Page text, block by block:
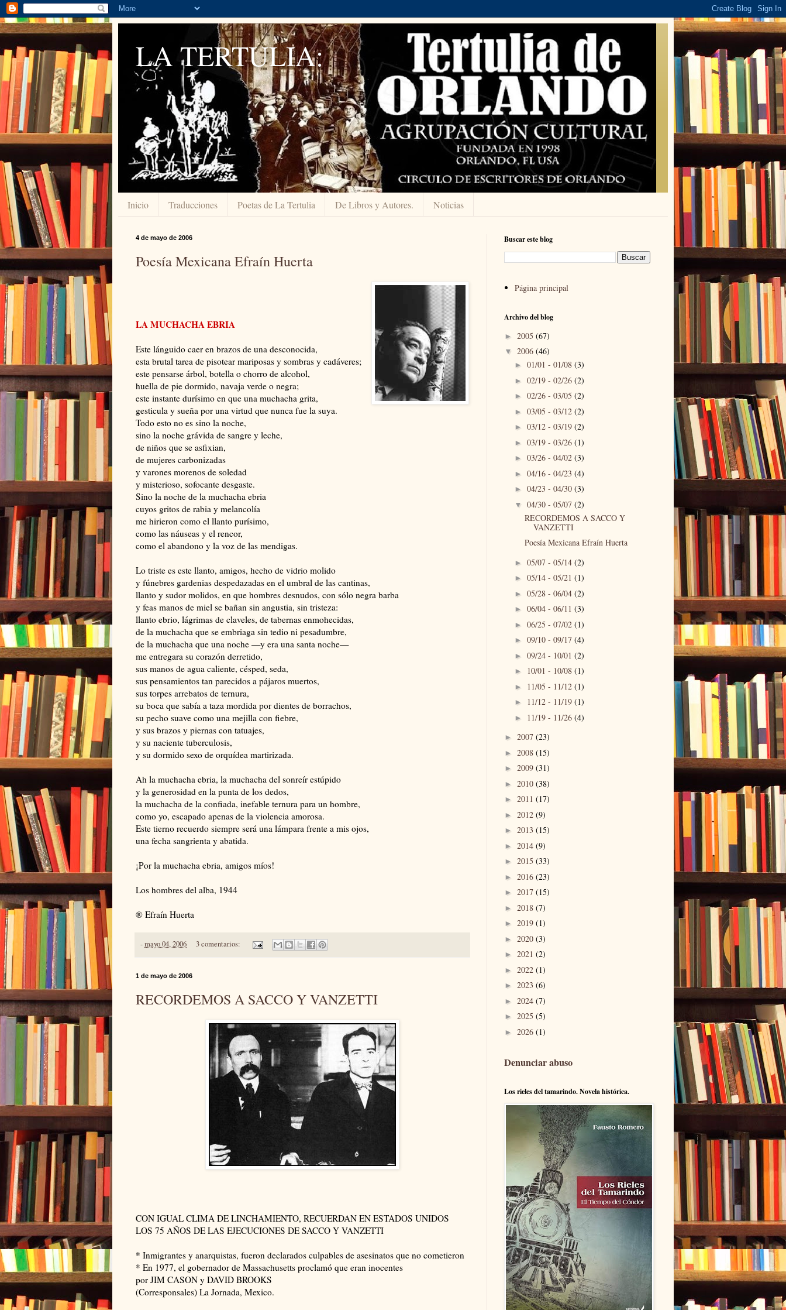
LA TERTULIA:
Inicio Traducciones Poetas de La Tertulia De Libros y Autores. Noticias
4 de mayo de 2006
Poesía Mexicana Efraín Huerta
LA MUCHACHA EBRIA
Este lánguido caer en brazos de una desconocida,
esta brutal tarea de pisotear mariposas y sombras y cadáveres;
este pensarse árbol, botella o chorro de alcohol,
huella de pie dormido, navaja verde o negra;
este instante durísimo en que una muchacha grita,
gesticula y sueña por una virtud que nunca fue la suya.
Todo esto no es sino la noche,
sino la noche grávida de sangre y leche,
de niños que se asfixian,
de mujeres carbonizadas
y varones morenos de soledad
y misterioso, sofocante desgaste.
Sino la noche de la muchacha ebria
cuyos gritos de rabia y melancolía
me hirieron como el llanto purísimo,
como las náuseas y el rencor,
como el abandono y la voz de las mendigas.
Lo triste es este llanto, amigos, hecho de vidrio molido
y fúnebres gardenias despedazadas en el umbral de las cantinas,
llanto y sudor molidos, en que hombres desnudos, con sólo negra barba
y feas manos de miel se bañan sin angustia, sin tristeza:
llanto ebrio, lágrimas de claveles, de tabernas enmohecidas,
de la muchacha que se embriaga sin tedio ni pesadumbre,
de la muchacha que una noche —y era una santa noche—
me entregara su corazón derretido,
sus manos de agua caliente, césped, seda,
sus pensamientos tan parecidos a pájaros muertos,
sus torpes arrebatos de ternura,
su boca que sabía a taza mordida por dientes de borrachos,
su pecho suave como una mejilla con fiebre,
y sus brazos y piernas con tatuajes,
y su naciente tuberculosis,
y su dormido sexo de orquídea martirizada.
Ah la muchacha ebria, la muchacha del sonreír estúpido
y la generosidad en la punta de los dedos,
la muchacha de la confiada, inefable ternura para un hombre,
como yo, escapado apenas de la violencia amorosa.
Este tierno recuerdo siempre será una lámpara frente a mis ojos,
una fecha sangrienta y abatida.
¡Por la muchacha ebria, amigos míos!
Los hombres del alba, 1944
® Efraín Huerta
-mayo 04, 2006 3 comentarios:
1 de mayo de 2006
RECORDEMOS A SACCO Y VANZETTI
CON IGUAL CLIMA DE LINCHAMIENTO, RECUERDAN EN ESTADOS UNIDOS
LOS 75 AÑOS DE LAS EJECUCIONES DE SACCO Y VANZETTI
* Inmigrantes y anarquistas, fueron declarados culpables de asesinatos que no cometieron
* En 1977, el gobernador de Massachusetts proclamó que eran inocentes
por JIM CASON y DAVID BROOKS
(Corresponsales) La Jornada, Mexico.
Buscar este blog
Página principal
Archivo del blog
► 2005 (67)
▼ 2006 (46)
► 01/01 - 01/08 (3)
► 02/19 - 02/26 (2)
► 02/26 - 03/05 (2)
► 03/05 - 03/12 (2)
► 03/12 - 03/19 (2)
► 03/19 - 03/26 (1)
► 03/26 - 04/02 (3)
► 04/16 - 04/23 (4)
► 04/23 - 04/30 (3)
▼ 04/30 - 05/07 (2)
RECORDEMOS A SACCO Y
VANZETTI
Poesía Mexicana Efraín Huerta
► 05/07 - 05/14 (2)
► 05/14 - 05/21 (1)
► 05/28 - 06/04 (2)
► 06/04 - 06/11 (3)
► 06/25 - 07/02 (1)
► 09/10 - 09/17 (4)
► 09/24 - 10/01 (2)
► 10/01 - 10/08 (1)
► 11/05 - 11/12 (1)
► 11/12 - 11/19 (1)
► 11/19 - 11/26 (4)
► 2007 (23)
► 2008 (15)
► 2009 (31)
► 2010 (38)
► 2011 (17)
► 2012 (9)
► 2013 (15)
► 2014 (9)
► 2015 (33)
► 2016 (23)
► 2017 (15)
► 2018 (7)
► 2019 (1)
► 2020 (3)
► 2021 (2)
► 2022 (1)
► 2023 (6)
► 2024 (7)
► 2025 (5)
► 2026 (1)
Denunciar abuso
Los rieles del tamarindo. Novela histórica.